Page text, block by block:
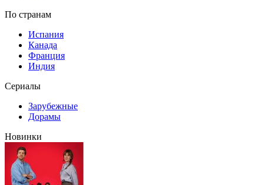
По странам
Испания
Канада
Франция
Индия
Сериалы
Зарубежные
Дорамы
Новинки